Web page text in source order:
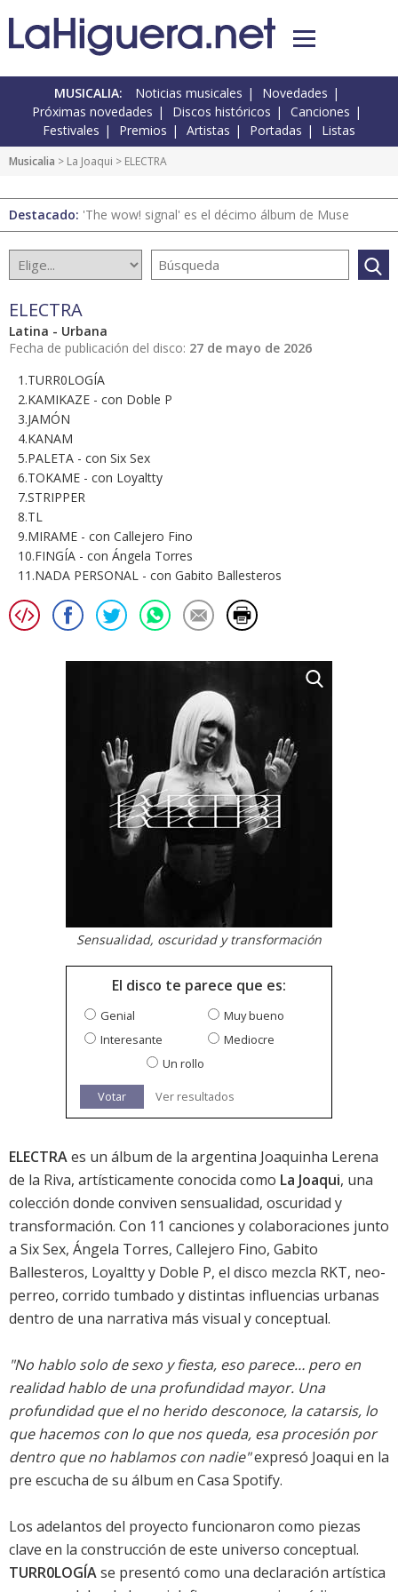
MUSICALIA: Noticias musicales
Novedades
Próximas novedades
Discos históricos
Canciones
Festivales
Premios Artistas Portadas Listas
Musicalia > La Joaqui > ELECTRA
Destacado: 'The wow! signal' es el décimo álbum de Muse
ELECTRA
Latina - Urbana
Fecha de publicación del disco: 27 de mayo de 2026
1.TURR0LOGÍA
2.KAMIKAZE - con Doble P
3.JAMÓN
4.KANAM
5.PALETA - con Six Sex
6.TOKAME - con Loyaltty
7.STRIPPER
8.TL
9.MIRAME - con Callejero Fino
10.FINGÍA - con Ángela Torres
11.NADA PERSONAL - con Gabito Ballesteros
Sensualidad, oscuridad y transformación
El disco te parece que es:
Genial
Muy bueno
Interesante
Mediocre
Un rollo
Votar Ver resultados
ELECTRAes un álbum de la argentina Joaquinha Lerena
de la Riva, artísticamente conocida como La Joaqui, una
colección donde conviven sensualidad, oscuridad y
transformación. Con 11 canciones y colaboraciones junto
a Six Sex, Ángela Torres, Callejero Fino, Gabito
Ballesteros, Loyaltty y Doble P, el disco mezcla RKT, neo-
perreo, corrido tumbado y distintas influencias urbanas
dentro de una narrativa más visual y conceptual.
"No hablo solo de sexo y fiesta, eso parece… pero en
realidad hablo de una profundidad mayor. Una
profundidad que el no herido desconoce, la catarsis, lo
que hacemos con lo que nos queda, esa procesión por
dentro que no hablamos con nadie"expresó Joaqui en la
pre escucha de su álbum en Casa Spotify.
Los adelantos del proyecto funcionaron como piezas
clave en la construcción de este universo conceptual.
TURR0LOGÍAse presentó como una declaración artística